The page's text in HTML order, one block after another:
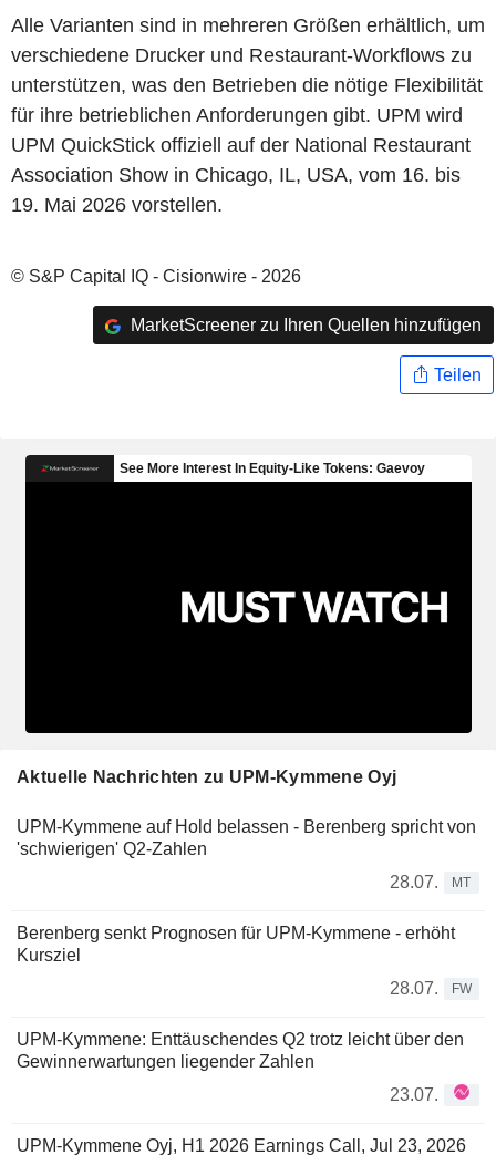
Alle Varianten sind in mehreren Größen erhältlich, um
verschiedene Drucker und Restaurant-Workflows zu
unterstützen, was den Betrieben die nötige Flexibilität
für ihre betrieblichen Anforderungen gibt. UPM wird
UPM QuickStick offiziell auf der National Restaurant
Association Show in Chicago, IL, USA, vom 16. bis
19. Mai 2026 vorstellen.
© S&P Capital IQ - Cisionwire - 2026
MarketScreener zu Ihren Quellen hinzufügen
Teilen
Aktuelle Nachrichten zu UPM-Kymmene Oyj
UPM-Kymmene auf Hold belassen - Berenberg spricht von
'schwierigen' Q2-Zahlen
28.07.
MT
Berenberg senkt Prognosen für UPM-Kymmene - erhöht
Kursziel
28.07.
FW
UPM-Kymmene: Enttäuschendes Q2 trotz leicht über den
Gewinnerwartungen liegender Zahlen
23.07.
UPM-Kymmene Oyj, H1 2026 Earnings Call, Jul 23, 2026